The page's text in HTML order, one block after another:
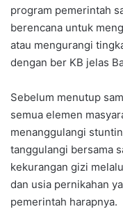
program pemerintah
berencana untuk
atau mengurangi
dengan ber KB jelas
Sebelum menutup
semua elemen
menanggulangi
tanggulangi bersama
kekurangan gizi
dan usia pernikahan
pemerintah harapnya.